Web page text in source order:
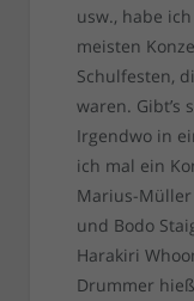
usw., habe
meisten
Schulfesten,
waren. Gibt’s
Irgendwo in
ich mal ein
Marius-Müller
und Bodo
Harakiri
Drummer